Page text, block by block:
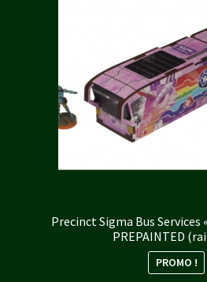
Precinct Sigma Bus Services
PREPAINTED
PROMO !